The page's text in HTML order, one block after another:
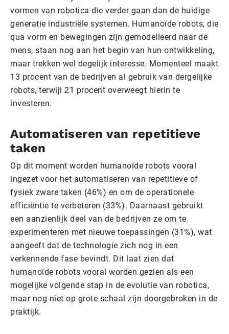
vormen van robotica die verder gaan dan de huidige
generatie industriële systemen. Humanoïde robots, die
qua vorm en bewegingen zijn gemodelleerd naar de
mens, staan nog aan het begin van hun ontwikkeling,
maar trekken wel degelijk interesse. Momenteel maakt
13 procent van de bedrijven al gebruik van dergelijke
robots, terwijl 21 procent overweegt hierin te
investeren.
Automatiseren van repetitieve
taken
Op dit moment worden humanoïde robots vooral
ingezet voor het automatiseren van repetitieve of
fysiek zware taken (46%) en om de operationele
efficiëntie te verbeteren (33%). Daarnaast gebruikt
een aanzienlijk deel van de bedrijven ze om te
experimenteren met nieuwe toepassingen (31%), wat
aangeeft dat de technologie zich nog in een
verkennende fase bevindt. Dit laat zien dat
humanoïde robots vooral worden gezien als een
mogelijke volgende stap in de evolutie van robotica,
maar nog niet op grote schaal zijn doorgebroken in de
praktijk.